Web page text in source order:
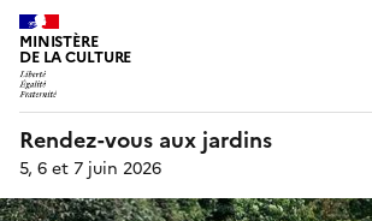
MINISTÈRE
DE LA CULTURE
Rendez-vous aux jardins
5, 6 et 7 juin 2026